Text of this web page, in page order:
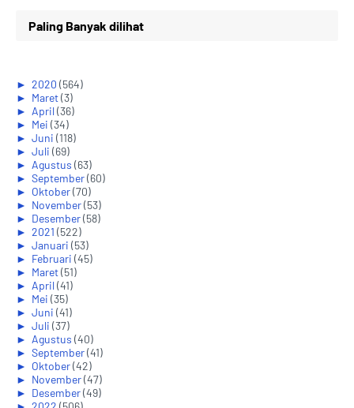
Paling Banyak dilihat
► 2020 (564)
► Maret(3)
► April(36)
► Mei (34)
► Juni (118)
► Juli (69)
► Agustus (63)
► September(60)
► Oktober(70)
► November(53)
► Desember(58)
► 2021 (522)
► Januari (53)
► Februari (45)
► Maret(51)
► April(41)
► Mei (35)
► Juni (41)
► Juli (37)
► Agustus (40)
► September(41)
► Oktober(42)
► November(47)
► Desember(49)